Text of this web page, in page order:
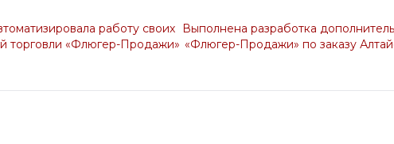
работу своих
торговли «Флюгер-Продажи»
Выполнена разработка
«Флюгер-Продажи» по заказу